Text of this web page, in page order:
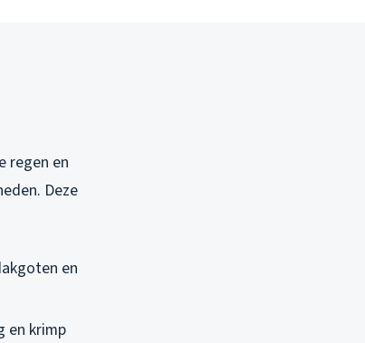
regen en
Deze
en
en krimp